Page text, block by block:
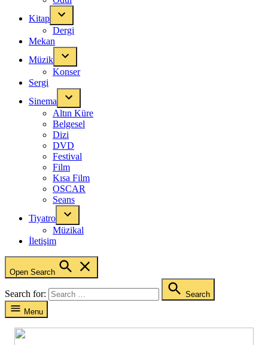
Kitap
Dergi
Mekan
Müzik
Konser
Sergi
Sinema
Altın Küre
Belgesel
Dizi
DVD
Festival
Film
Kısa Film
OSCAR
Seans
Tiyatro
Müzikal
İletişim
Open Search
Search for:
Search
Menu